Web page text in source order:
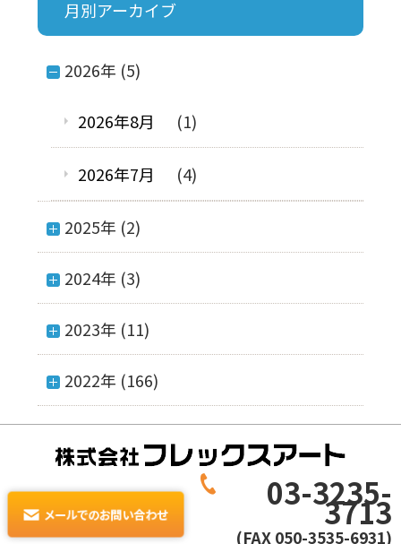
月別アーカイブ
2026年 (5)
2026年8月 (1)
2026年7月 (4)
2025年 (2)
2024年 (3)
2023年 (11)
2022年 (166)
03-3235-
3713
(FAX 050-3535-6931)